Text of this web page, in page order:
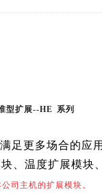
型扩展--HE 系列
足更多场合的应
、温度扩展模块
司主机的扩展模块。